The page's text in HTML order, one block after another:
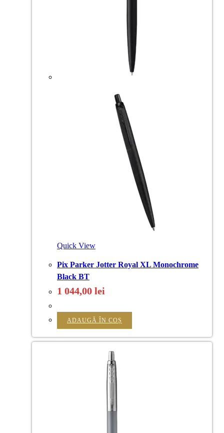
Quick View
Pix Parker Jotter Royal XL Monochrome
Black BT
1 044,00 lei
ADAUGĂ ÎN COȘ